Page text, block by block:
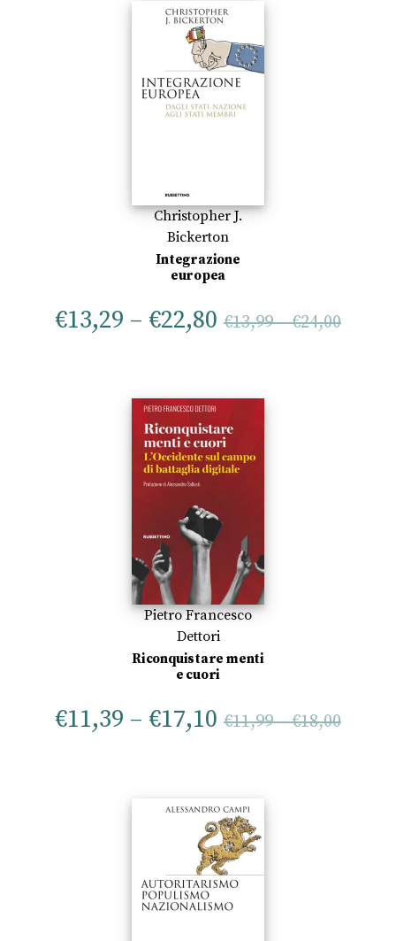
Christopher J.
Bickerton
Integrazione
europea
€13,29 – €22,80 €13,99–€24,00
Pietro Francesco
Dettori
Riconquistare menti
e cuori
€11,39 – €17,10 €11,99–€18,00